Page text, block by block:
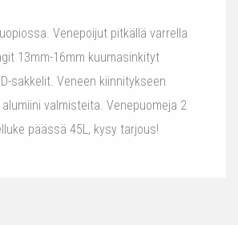
Venepoijut pitkällä varrella
13mm-16mm kuumasinkityt
sakkelit. Veneen kiinnitykseen
valmisteita. Venepuomeja 2
päässä 45L, kysy tarjous!